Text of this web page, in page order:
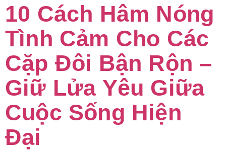
10 Cách Hâm Nóng
Tình Cảm Cho Các
Cặp Đôi Bận Rộn –
Giữ Lửa Yêu Giữa
Cuộc Sống Hiện
Đại